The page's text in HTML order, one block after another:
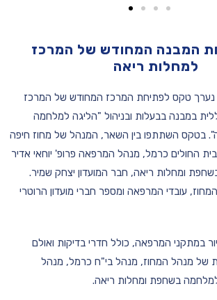
המבנה המחודש של המרכז
למחלות ריאה
29/9/2022 נערך טקס לפתיחת המרכז המחודש של המרכז
במבנה בבעלות ובניהול "הליגה למלחמה
בטקס השתתפו בין השאר, המנהל של מחוז חיפה
החולים כרמל, מנהל המרפאה פרופ' יוחאי אדיר
ומחלות ריאה, חבר המועדון יצחק שמיר.
עובדי המרפאה ומספר חברי מועדון הרוטרי
במתקני המרפאה, כולל חדרי בדיקות ואולם
של מנהל המחוז, מנהל בי"ח כרמל, מנהל
בשחפת ומחלות ריאה.